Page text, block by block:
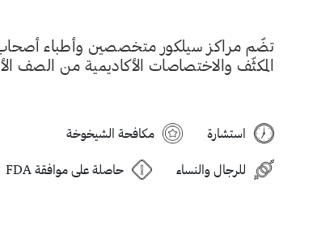
تضّم مراكز سيلكور متخصصين وأطباء أصحاب
المكثّف والاختصاصات الأكاديمية من الصف الأول
استشارة
مكافحة الشيخوخة
للرجال والنساء
حاصلة على موافقة FDA